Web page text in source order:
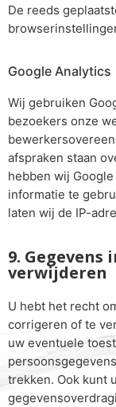
De reeds
Google Analytics
Wij gebruiken
bezoekers onze
afspraken staan
hebben wij
informatie te
laten wij de IP-
9. Gegevens
verwijderen
U hebt het recht
corrigeren of te
uw eventuele
trekken. Ook kunt